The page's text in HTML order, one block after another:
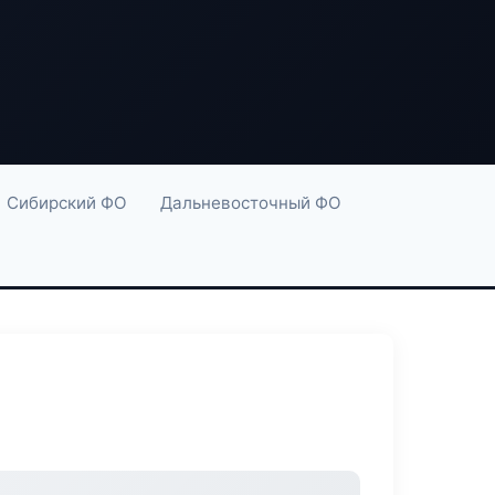
Сибирский ФО Дальневосточный ФО